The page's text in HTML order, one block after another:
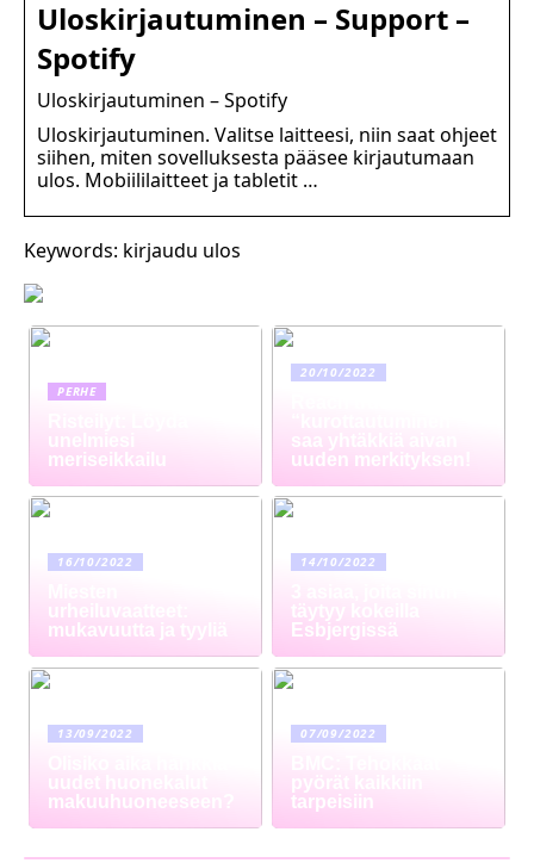
Uloskirjautuminen – Support –
Spotify
Uloskirjautuminen – Spotify
Uloskirjautuminen. Valitse laitteesi, niin saat ohjeet
siihen, miten sovelluksesta pääsee kirjautumaan
ulos. Mobiililaitteet ja tabletit …
Keywords: kirjaudu ulos
PERHE
unelmiesi
meriseikkailu
20/10/2022
saa yhtäkkiä aivan
uuden merkityksen!
16/10/2022
urheiluvaatteet:
mukavuutta ja tyyliä
14/10/2022
täytyy kokeilla
Esbjergissä
13/09/2022
uudet huonekalut
makuuhuoneeseen?
07/09/2022
pyörät kaikkiin
tarpeisiin